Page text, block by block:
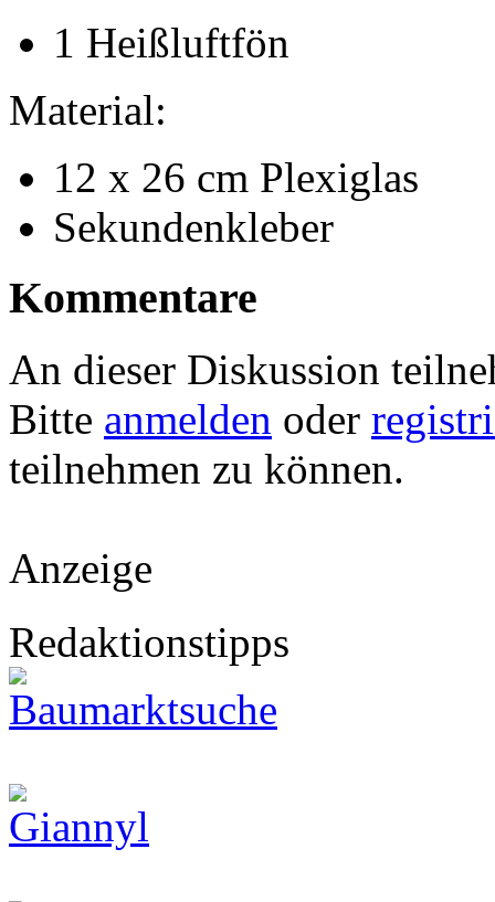
1 Heißluftfön
Material:
12 x 26 cm Plexiglas
Sekundenkleber
Kommentare
An dieser Diskussion
Bitte anmelden oder
teilnehmen zu können.
Anzeige
Redaktionstipps